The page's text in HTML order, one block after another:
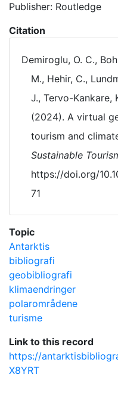
Publisher: Routledge
Citation
Demiroglu, O. C.,
M., Hehir, C.,
J., Tervo-Kankare,
(2024). A virtual
tourism and
Sustainable
https://doi.org/
71
Topic
Antarktis
bibliografi
geobibliografi
klimaendringer
polarområdene
turisme
Link to this record
https://
X8YRT